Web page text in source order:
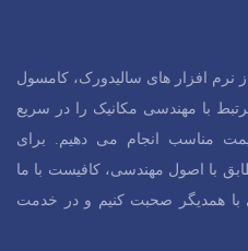
از نرم افزار های سالیدورک، کامسول
با مهندسی مکانیک را در سریع
مناسب انجام می دهیم. برای
با اصول مهندسی، کافیست با ما
با همدیگر صحبت کنیم و در خدمت